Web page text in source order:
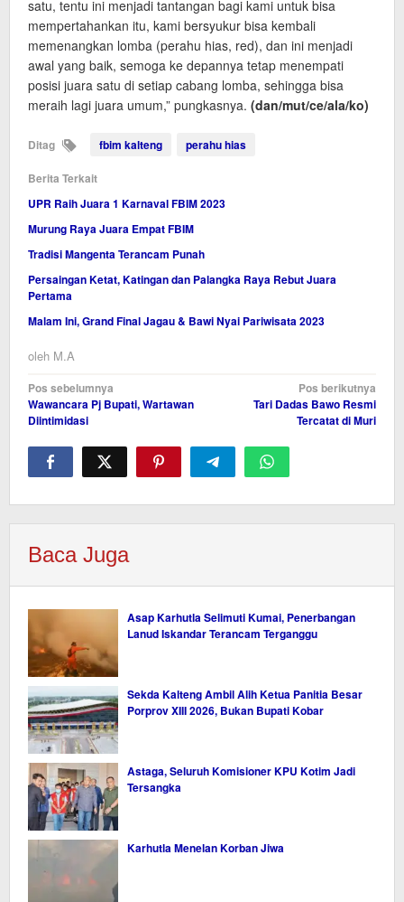
satu, tentu ini menjadi tantangan bagi kami untuk bisa
mempertahankan itu, kami bersyukur bisa kembali
memenangkan lomba (perahu hias, red), dan ini menjadi
awal yang baik, semoga ke depannya tetap menempati
posisi juara satu di setiap cabang lomba, sehingga bisa
meraih lagi juara umum,” pungkasnya. (dan/mut/ce/ala/ko)
Ditag fbim kalteng perahu hias
Berita Terkait
UPR Raih Juara 1 Karnaval FBIM 2023
Murung Raya Juara Empat FBIM
Tradisi Mangenta Terancam Punah
Persaingan Ketat, Katingan dan Palangka Raya Rebut Juara
Pertama
Malam Ini, Grand Final Jagau & Bawi Nyai Pariwisata 2023
oleh M.A
Navigasi
pos
Pos sebelumnya
Wawancara Pj Bupati, Wartawan
Diintimidasi
Pos berikutnya
Tari Dadas Bawo Resmi
Tercatat di Muri
Baca Juga
Asap Karhutla Selimuti Kumai, Penerbangan
Lanud Iskandar Terancam Terganggu
Sekda Kalteng Ambil Alih Ketua Panitia Besar
Porprov XIII 2026, Bukan Bupati Kobar
Astaga, Seluruh Komisioner KPU Kotim Jadi
Tersangka
Karhutla Menelan Korban Jiwa